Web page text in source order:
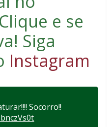
Clique e se
! Siga
Instagram
Socorro!!